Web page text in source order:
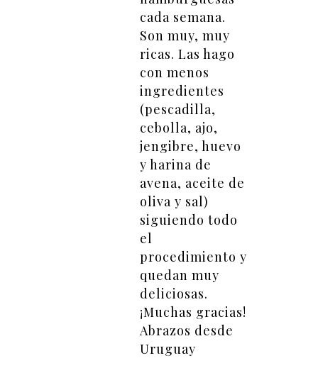
cada semana.
Son muy, muy
ricas. Las hago
con menos
ingredientes
(pescadilla,
cebolla, ajo,
jengibre, huevo
y harina de
avena, aceite de
oliva y sal)
siguiendo todo
el
procedimiento y
quedan muy
deliciosas.
¡Muchas gracias!
Abrazos desde
Uruguay